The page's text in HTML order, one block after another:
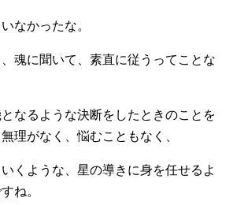
なかったな。
魂に聞いて、素直に従うってことな
なるような決断をしたときのことを
理がなく、悩むこともなく、
くような、星の導きに身を任せるよ
ね。